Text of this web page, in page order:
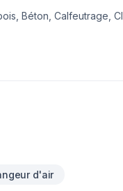
Béton, Calfeutrage,
Plomberie,
d'air